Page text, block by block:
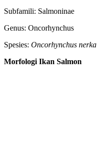
Subfamili: Salmoninae
Genus: Oncorhynchus
Spesies: Oncorhynchus nerka
Morfologi Ikan Salmon